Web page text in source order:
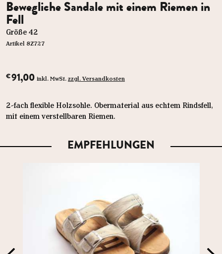
Bewegliche Sandale mit einem Riemen in
Fell
Größe 42
Artikel 8Z727
€91,00 inkl. MwSt. zzgl. Versandkosten
2-fach flexible Holzsohle. Obermaterial aus echtem Rindsfell,
mit einem verstellbaren Riemen.
EMPFEHLUNGEN